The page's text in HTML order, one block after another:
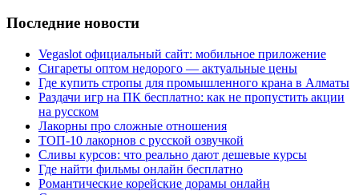
Последние новости
Vegaslot официальный сайт: мобильное приложение
Сигареты оптом недорого — актуальные цены
Где купить стропы для промышленного крана в Алматы
Раздачи игр на ПК бесплатно: как не пропустить акции
на русском
Лакорны про сложные отношения
ТОП-10 лакорнов с русской озвучкой
Сливы курсов: что реально дают дешевые курсы
Где найти фильмы онлайн бесплатно
Романтические корейские дорамы онлайн